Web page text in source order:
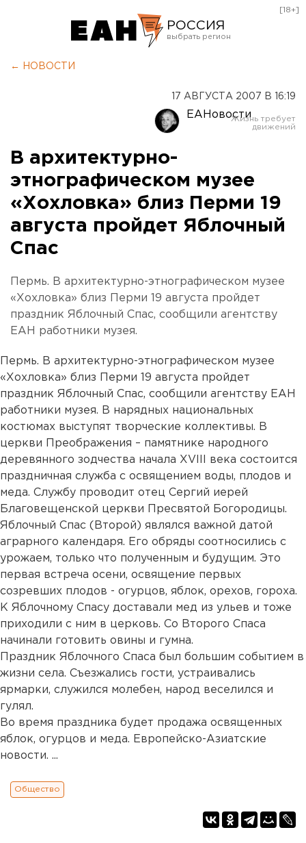
РОССИЯ
Оренбург
[18+]
← НОВОСТИ
17 АВГУСТА 2007 В 16:19
ЕАНовости
В архитектурно-
этнографическом музее
«Хохловка» близ Перми 19
августа пройдет Яблочный
Спас
Пермь. В архитектурно-этнографическом музее
«Хохловка» близ Перми 19 августа пройдет
праздник Яблочный Спас, сообщили агентству
ЕАН работники музея.
Пермь. В архитектурно-этнографическом музее
«Хохловка» близ Перми 19 августа пройдет
праздник Яблочный Спас, сообщили агентству ЕАН
работники музея. В нарядных национальных
костюмах выступят творческие коллективы. В
церкви Преображения – памятнике народного
деревянного зодчества начала XVIII века состоится
праздничная служба с освящением воды, плодов и
меда. Службу проводит отец Сергий иерей
Благовещенской церкви Пресвятой Богородицы.
Яблочный Спас (Второй) являлся важной датой
аграрного календаря. Его обряды соотносились с
урожаем, только что полученным и будущим. Это
первая встреча осени, освящение первых
созревших плодов - огурцов, яблок, орехов, гороха.
К Яблочному Спасу доставали мед из ульев и тоже
приходили с ним в церковь. Со Второго Спаса
начинали готовить овины и гумна.
Праздник Яблочного Спаса был большим событием в
жизни села. Съезжались гости, устраивались
ярмарки, служился молебен, народ веселился и
гулял.
Во время праздника будет продажа освященных
яблок, огурцов и меда. Европейско-Азиатские
новости. ...
Общество